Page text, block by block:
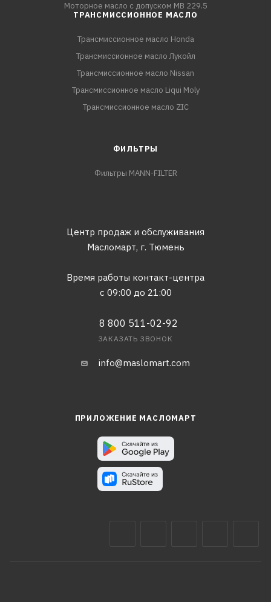
Моторное масло с допуском MB 229.5
ТРАНСМИССИОННОЕ МАСЛО
Трансмиссионное масло Honda
Трансмиссионное масло Лукойл
Трансмиссионное масло Nissan
Трансмиссионное масло Liqui Moly
Трансмиссионное масло ZIC
ФИЛЬТРЫ
Фильтры MANN-FILTER
Центр продаж и обслуживания
Масломарт, г. Тюмень
Время работы контакт-центра
с 09:00 до 21:00
8 800 511-02-92
ЗАКАЗАТЬ ЗВОНОК
info@maslomart.com
ПРИЛОЖЕНИЕ МАСЛОМАРТ